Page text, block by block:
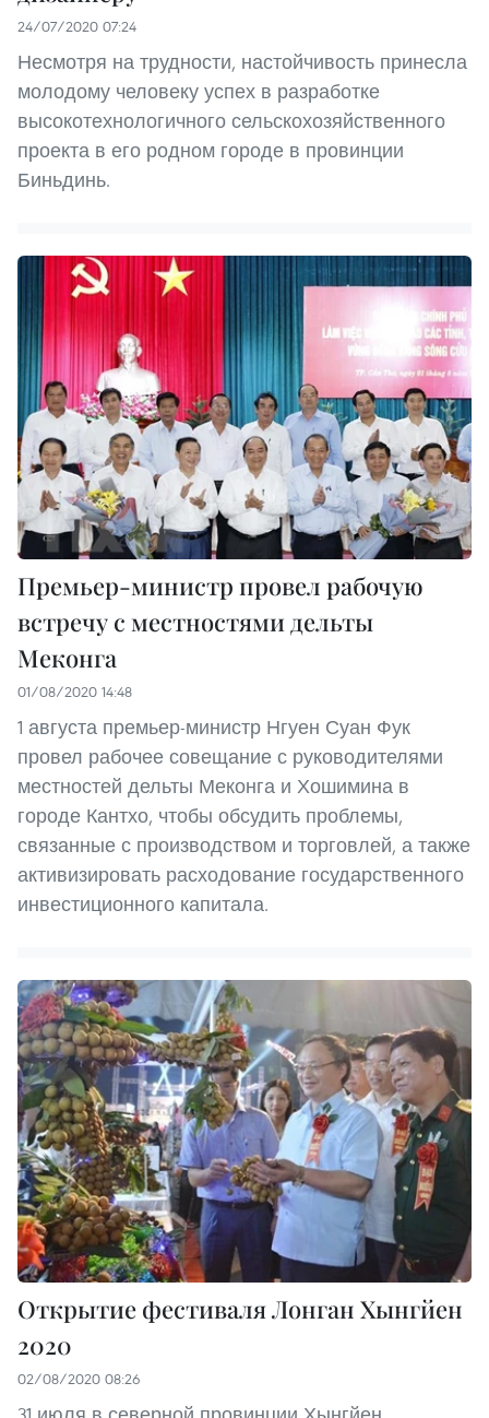
24/07/2020 07:24
Несмотря на трудности, настойчивость принесла
молодому человеку успех в разработке
высокотехнологичного сельскохозяйственного
проекта в его родном городе в провинции
Биньдинь.
Премьер-министр провел рабочую
встречу с местностями дельты
Меконга
01/08/2020 14:48
1 августа премьер-министр Нгуен Суан Фук
провел рабочее совещание с руководителями
местностей дельты Меконга и Хошимина в
городе Кантхо, чтобы обсудить проблемы,
связанные с производством и торговлей, а также
активизировать расходование государственного
инвестиционного капитала.
Открытие фестиваля Лонган Хынгйен
2020
02/08/2020 08:26